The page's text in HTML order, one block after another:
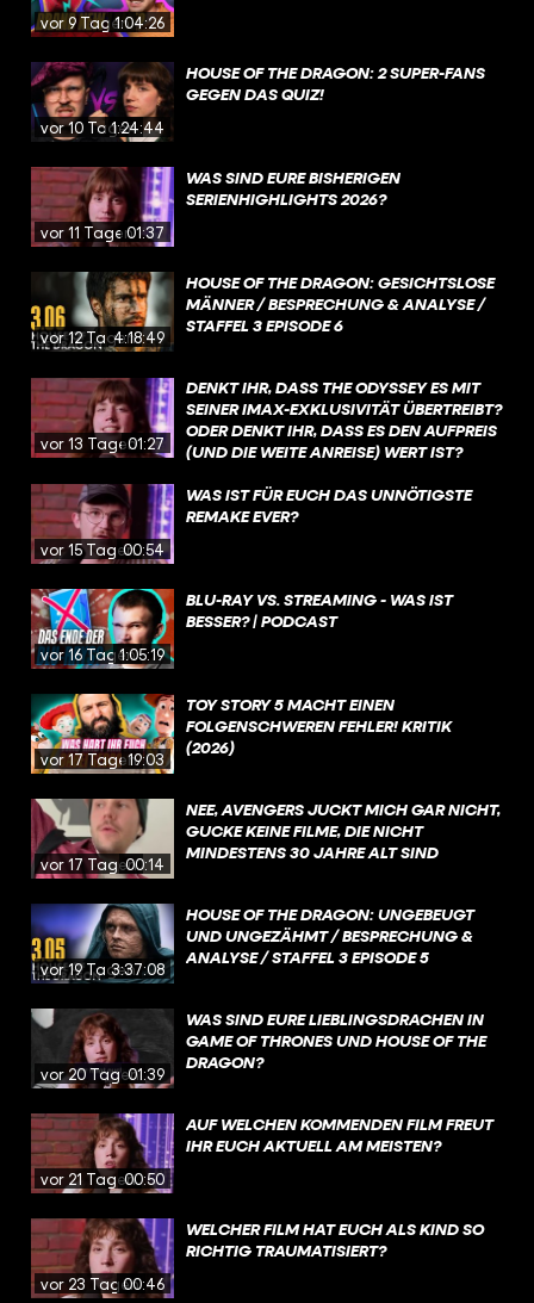
vor 9 Tagen1:04:26
vor 10 Tagen1:24:44
HOUSE OF THE DRAGON: 2 SUPER-FANS
GEGEN DAS QUIZ!
vor 11 Tagen01:37
WAS SIND EURE BISHERIGEN
SERIENHIGHLIGHTS 2026?
vor 12 Tagen4:18:49
HOUSE OF THE DRAGON: GESICHTSLOSE
MÄNNER / BESPRECHUNG & ANALYSE /
STAFFEL 3 EPISODE 6
vor 13 Tagen01:27
DENKT IHR, DASS THE ODYSSEY ES MIT
SEINER IMAX-EXKLUSIVITÄT ÜBERTREIBT?
ODER DENKT IHR, DASS ES DEN AUFPREIS
(UND DIE WEITE ANREISE) WERT IST?
vor 15 Tagen00:54
WAS IST FÜR EUCH DAS UNNÖTIGSTE
REMAKE EVER?
vor 16 Tagen1:05:19
BLU-RAY VS. STREAMING - WAS IST
BESSER? | PODCAST
vor 17 Tagen19:03
TOY STORY 5 MACHT EINEN
FOLGENSCHWEREN FEHLER! KRITIK
(2026)
vor 17 Tagen00:14
NEE, AVENGERS JUCKT MICH GAR NICHT,
GUCKE KEINE FILME, DIE NICHT
MINDESTENS 30 JAHRE ALT SIND
vor 19 Tagen3:37:08
HOUSE OF THE DRAGON: UNGEBEUGT
UND UNGEZÄHMT / BESPRECHUNG &
ANALYSE / STAFFEL 3 EPISODE 5
vor 20 Tagen01:39
WAS SIND EURE LIEBLINGSDRACHEN IN
GAME OF THRONES UND HOUSE OF THE
DRAGON?
vor 21 Tagen00:50
AUF WELCHEN KOMMENDEN FILM FREUT
IHR EUCH AKTUELL AM MEISTEN?
vor 23 Tagen00:46
WELCHER FILM HAT EUCH ALS KIND SO
RICHTIG TRAUMATISIERT?